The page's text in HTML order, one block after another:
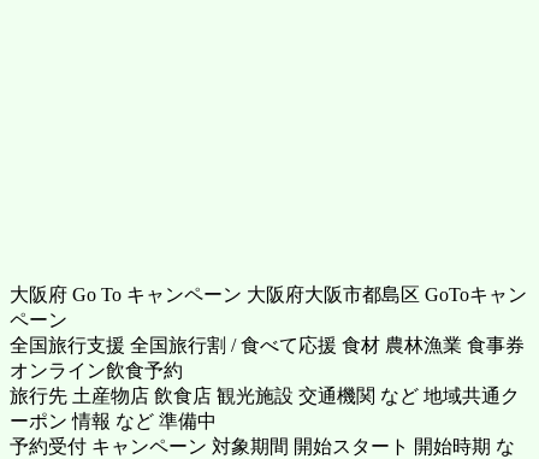
大阪府 Go To キャンペーン 大阪府大阪市都島区 GoToキャン
ペーン
全国旅行支援 全国旅行割 / 食べて応援 食材 農林漁業 食事券
オンライン飲食予約
旅行先 土産物店 飲食店 観光施設 交通機関 など 地域共通ク
ーポン 情報 など 準備中
予約受付 キャンペーン 対象期間 開始スタート 開始時期 な